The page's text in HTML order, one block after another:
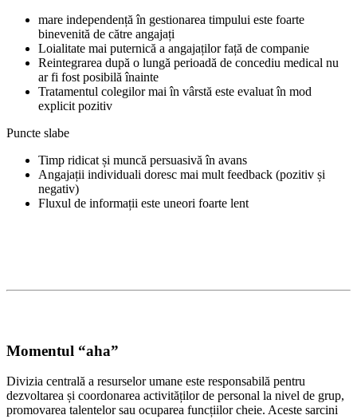
mare independență în gestionarea timpului este foarte
binevenită de către angajați
Loialitate mai puternică a angajaților față de companie
Reintegrarea după o lungă perioadă de concediu medical nu
ar fi fost posibilă înainte
Tratamentul colegilor mai în vârstă este evaluat în mod
explicit pozitiv
Puncte slabe
Timp ridicat și muncă persuasivă în avans
Angajații individuali doresc mai mult feedback (pozitiv și
negativ)
Fluxul de informații este uneori foarte lent
Momentul “aha”
Divizia centrală a resurselor umane este responsabilă pentru
dezvoltarea și coordonarea activităților de personal la nivel de grup,
promovarea talentelor sau ocuparea funcțiilor cheie. Aceste sarcini